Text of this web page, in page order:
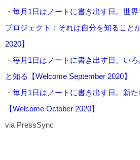
・ 毎月1日はノートに書き出す日。世
プロジェクト：それは自分を知ること
2020】
・ 毎月1日はノートに書き出す日。い
と知る【Welcome September 2020】
・ 毎月1日はノートに書き出す日。新
【Welcome October 2020】
via PressSync